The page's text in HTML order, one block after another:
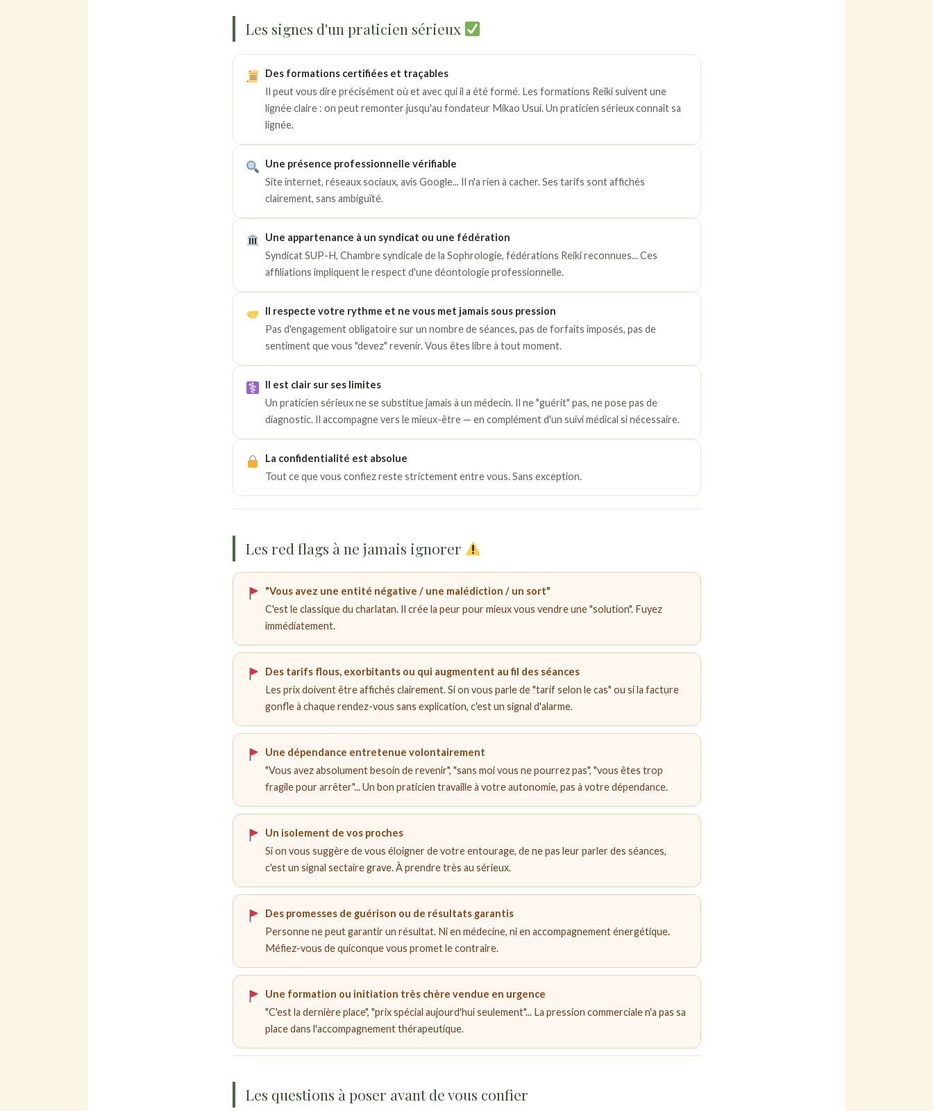
Les signes d'un praticien sérieux
Des formations certifiées et traçables
Il peut vous dire précisément où et avec qui il a été formé. Les formations Reiki suivent une
lignée claire : on peut remonter jusqu'au fondateur Mikao Usui. Un praticien sérieux connaît sa
lignée.
Une présence professionnelle vérifiable
Site internet, réseaux sociaux, avis Google... Il n'a rien à cacher. Ses tarifs sont affichés
clairement, sans ambiguïté.
Une appartenance à un syndicat ou une fédération
Syndicat SUP-H, Chambre syndicale de la Sophrologie, fédérations Reiki reconnues... Ces
affiliations impliquent le respect d'une déontologie professionnelle.
Il respecte votre rythme et ne vous met jamais sous pression
Pas d'engagement obligatoire sur un nombre de séances, pas de forfaits imposés, pas de
sentiment que vous "devez" revenir. Vous êtes libre à tout moment.
Il est clair sur ses limites
Un praticien sérieux ne se substitue jamais à un médecin. Il ne "guérit" pas, ne pose pas de
diagnostic. Il accompagne vers le mieux-être — en complément d'un suivi médical si nécessaire.
La confidentialité est absolue
Tout ce que vous confiez reste strictement entre vous. Sans exception.
Les red flags à ne jamais ignorer
"Vous avez une entité négative / une malédiction / un sort"
C'est le classique du charlatan. Il crée la peur pour mieux vous vendre une "solution". Fuyez
immédiatement.
Des tarifs flous, exorbitants ou qui augmentent au fil des séances
Les prix doivent être affichés clairement. Si on vous parle de "tarif selon le cas" ou si la facture
gonfle à chaque rendez-vous sans explication, c'est un signal d'alarme.
Une dépendance entretenue volontairement
"Vous avez absolument besoin de revenir", "sans moi vous ne pourrez pas", "vous êtes trop
fragile pour arrêter"... Un bon praticien travaille à votre autonomie, pas à votre dépendance.
Un isolement de vos proches
Si on vous suggère de vous éloigner de votre entourage, de ne pas leur parler des séances,
c'est un signal sectaire grave. À prendre très au sérieux.
Des promesses de guérison ou de résultats garantis
Personne ne peut garantir un résultat. Ni en médecine, ni en accompagnement énergétique.
Méfiez-vous de quiconque vous promet le contraire.
Une formation ou initiation très chère vendue en urgence
"C'est la dernière place", "prix spécial aujourd'hui seulement"... La pression commerciale n'a pas sa
place dans l'accompagnement thérapeutique.
Les questions à poser avant de vous confier